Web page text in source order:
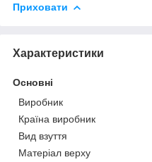
Приховати
Характеристики
Основні
Виробник
Країна виробник
Вид взуття
Матеріал верху